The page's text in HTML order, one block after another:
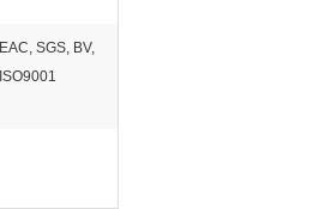
EAC, SGS, BV,
ISO9001